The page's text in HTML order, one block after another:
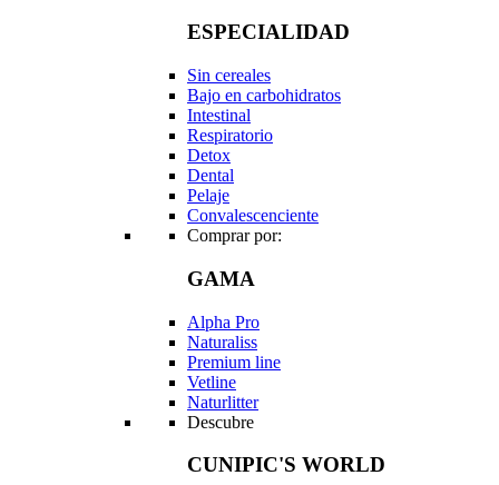
ESPECIALIDAD
Sin cereales
Bajo en carbohidratos
Intestinal
Respiratorio
Detox
Dental
Pelaje
Convalescenciente
Comprar por:
GAMA
Alpha Pro
Naturaliss
Premium line
Vetline
Naturlitter
Descubre
CUNIPIC'S WORLD